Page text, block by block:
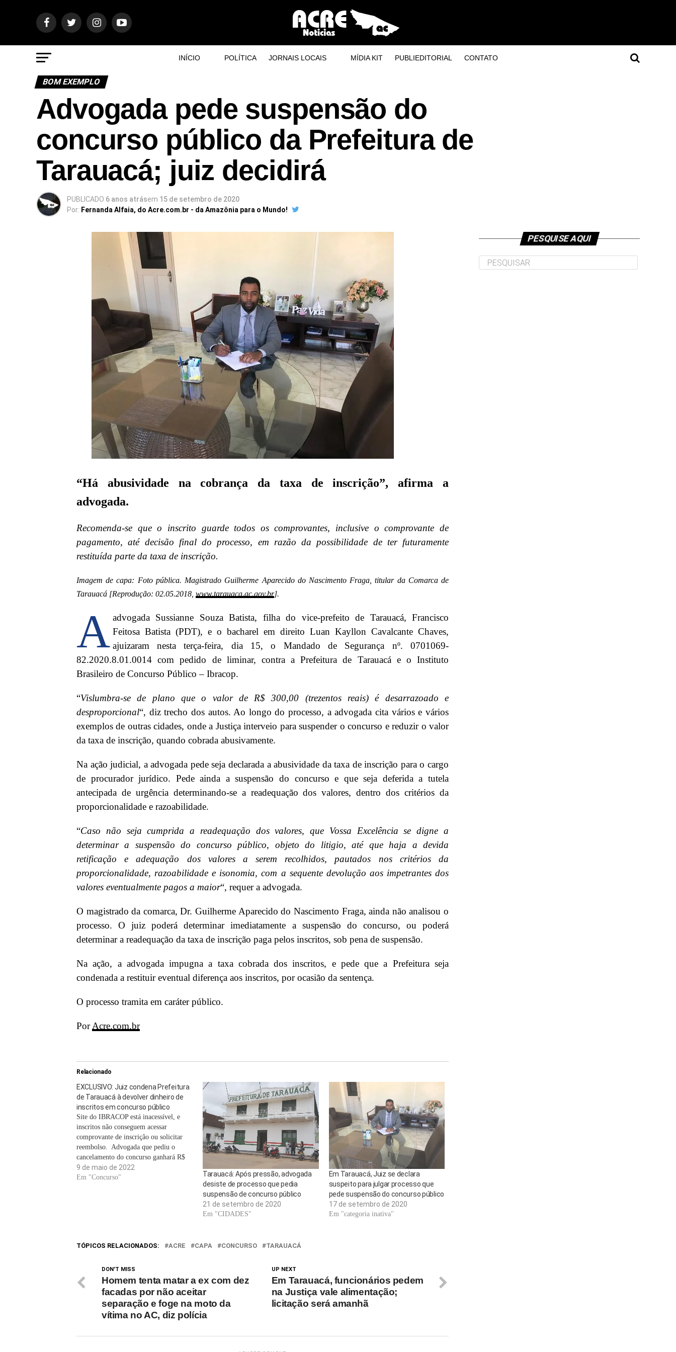
INÍCIO POLÍTICA JORNAIS LOCAIS MÍDIA KIT PUBLIEDITORIAL CONTATO
BOM EXEMPLO
Advogada pede suspensão do
concurso público da Prefeitura de
Tarauacá; juiz decidirá
PUBLICADO 6 anos atrásem 15 de setembro de 2020
Por: Fernanda Alfaia, do Acre.com.br - da Amazônia para o Mundo!
“Há abusividade na cobrança da taxa de inscrição”, afirma a
advogada.
Recomenda-se que o inscrito guarde todos os comprovantes, inclusive o comprovante de
pagamento, até decisão final do processo, em razão da possibilidade de ter futuramente
restituída parte da taxa de inscrição.
Imagem de capa: Foto pública. Magistrado Guilherme Aparecido do Nascimento Fraga, titular da Comarca de
Tarauacá [Reprodução: 02.05.2018, www.tarauaca.ac.gov.br].
A advogada Sussianne Souza Batista, filha do vice-prefeito de Tarauacá, Francisco
Feitosa Batista (PDT), e o bacharel em direito Luan Kayllon Cavalcante Chaves,
ajuizaram nesta terça-feira, dia 15, o Mandado de Segurança nº. 0701069-
82.2020.8.01.0014 com pedido de liminar, contra a Prefeitura de Tarauacá e o Instituto
Brasileiro de Concurso Público – Ibracop.
“Vislumbra-se de plano que o valor de R$ 300,00 (trezentos reais) é desarrazoado e
desproporcional“, diz trecho dos autos. Ao longo do processo, a advogada cita vários e vários
exemplos de outras cidades, onde a Justiça interveio para suspender o concurso e reduzir o valor
da taxa de inscrição, quando cobrada abusivamente.
Na ação judicial, a advogada pede seja declarada a abusividade da taxa de inscrição para o cargo
de procurador jurídico. Pede ainda a suspensão do concurso e que seja deferida a tutela
antecipada de urgência determinando-se a readequação dos valores, dentro dos critérios da
proporcionalidade e razoabilidade.
“Caso não seja cumprida a readequação dos valores, que Vossa Excelência se digne a
determinar a suspensão do concurso público, objeto do litigio, até que haja a devida
retificação e adequação dos valores a serem recolhidos, pautados nos critérios da
proporcionalidade, razoabilidade e isonomia, com a sequente devolução aos impetrantes dos
valores eventualmente pagos a maior“, requer a advogada.
O magistrado da comarca, Dr. Guilherme Aparecido do Nascimento Fraga, ainda não analisou o
processo. O juiz poderá determinar imediatamente a suspensão do concurso, ou poderá
determinar a readequação da taxa de inscrição paga pelos inscritos, sob pena de suspensão.
Na ação, a advogada impugna a taxa cobrada dos inscritos, e pede que a Prefeitura seja
condenada a restituir eventual diferença aos inscritos, por ocasião da sentença.
O processo tramita em caráter público.
PorAcre.com.br
Relacionado
EXCLUSIVO: Juiz condena Prefeitura
de Tarauacá à devolver dinheiro de
inscritos em concurso público
Site do IBRACOP está inacessível, e
inscritos não conseguem acessar
comprovante de inscrição ou solicitar
reembolso. Advogada que pediu o
cancelamento do concurso ganhará R$
6.000,00 (seis mil reais) de honorários.
Com a condenação, Prefeitura e
9 de maio de 2022
Em "Concurso"
Tarauacá: Após pressão, advogada
desiste de processo que pedia
suspensão de concurso público
21 de setembro de 2020
Em "CIDADES"
Em Tarauacá, Juiz se declara
suspeito para julgar processo que
pede suspensão do concurso público
17 de setembro de 2020
Em "categoria inativa"
TÓPICOS RELACIONADOS: ACRE CAPA CONCURSO TARAUACÁ
UP NEXT
Em Tarauacá, funcionários pedem
na Justiça vale alimentação;
licitação será amanhã
DON'T MISS
Homem tenta matar a ex com dez
facadas por não aceitar
separação e foge na moto da
vítima no AC, diz polícia
PESQUISE AQUI